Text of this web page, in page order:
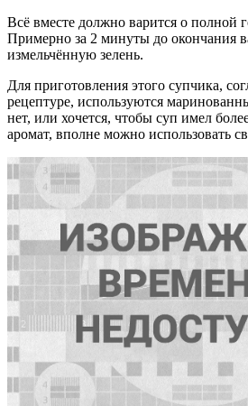
Всё вместе должно варится о полной
Примерно за 2 минуты до окончания
измельчённую зелень.
Для приготовления этого супчика,
рецептуре, используются
нет, или хочется, чтобы суп имел
аромат, вполне можно использовать